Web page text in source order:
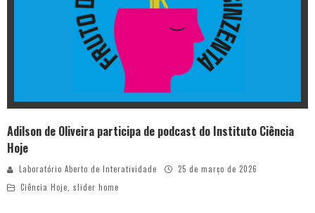
Adilson de Oliveira participa de podcast do Instituto Ciência
Hoje
Laboratório Aberto de Interatividade
25 de março de 2026
Ciência Hoje slider home